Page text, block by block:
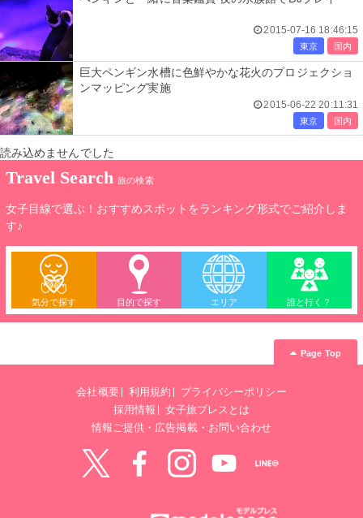
2015-07-16 18:46:15
東京 国内
巨大ペンギン水槽に色鮮やかな花火のプロジェクショ
ンマッピング実施
2015-06-22 20:11:31
東京 国内
読み込めませんでした
Travel Search 旅の検索
女子目線で選ぶ！おすすめスポットをランキング形式でご紹介しま
す♪
気分で探す 目的で探す エリア 誰と行く？
Page Top
会社概要 利用規約
プライバシーポリシー
採用情報
女子旅プレスとは
情報ご提供・広告掲載・お問い合わせ